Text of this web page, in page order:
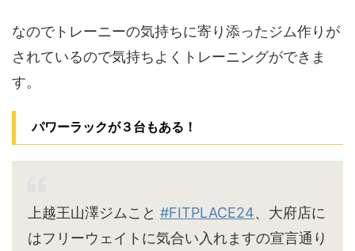
なのでトレーニーの気持ちに寄り添ったジム作りが
されているので気持ちよくトレーニングができま
す。
パワーラックが３台もある！
上越王山澤ジムこと #FITPLACE24、大府店に
はフリーウェイトに気合い入れますの宣言通り